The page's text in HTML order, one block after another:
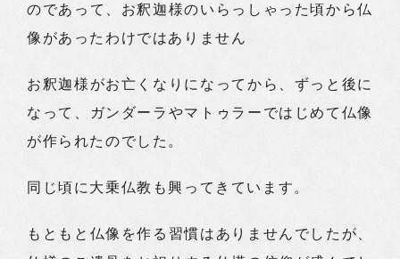
のであって、お釈迦様のいらっしゃった頃から仏
像があったわけではありません
お釈迦様がお亡くなりになってから、ずっと後に
なって、ガンダーラやマトゥラーではじめて仏像
が作られたのでした。
同じ頃に大乗仏教も興ってきています。
もともと仏像を作る習慣はありませんでしたが、